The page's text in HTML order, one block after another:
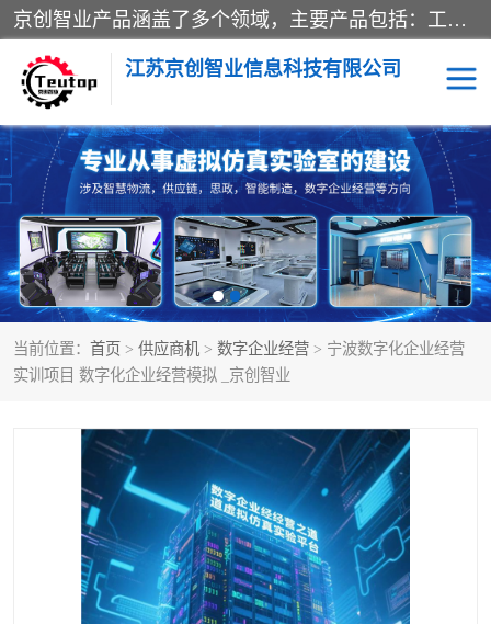
京创智业产品涵盖了多个领域，主要产品包括：工业4.0生产线解决方案，智慧物流综合实训室，教学设备与实验室建设，虚拟仿真实验室等。公司将秉持“创新、执着、诚信、共赢”的理念，以“将服务当作使命”为核心价值观，致力于为客户创造价值，与客户、合作伙伴和员工共同成长。
江苏京创智业信息科技有限公司
当前位置： 首页 > 供应商机 > 数字企业经营 > 宁波数字化企业经营
实训项目 数字化企业经营模拟 _京创智业
VR物流实训 低碳供应链
生产系统仿真 冷链物流
供应链管理 思政
智慧零售实训 智能制造
物流数字孪生 数字企业经营
工业工程实训室